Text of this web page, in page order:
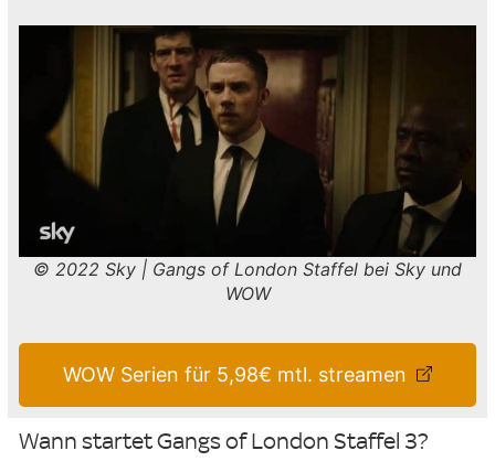
© 2022 Sky | Gangs of London Staffel bei Sky und
WOW
WOW Serien für 5,98€ mtl. streamen
Wann startet Gangs of London Staffel 3?